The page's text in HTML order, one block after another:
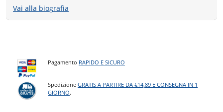
Vai alla biografia
Pagamento RAPIDO E SICURO
SpedizioneGRATIS A PARTIRE DA €14,89 E CONSEGNA IN 1
GIORNO.